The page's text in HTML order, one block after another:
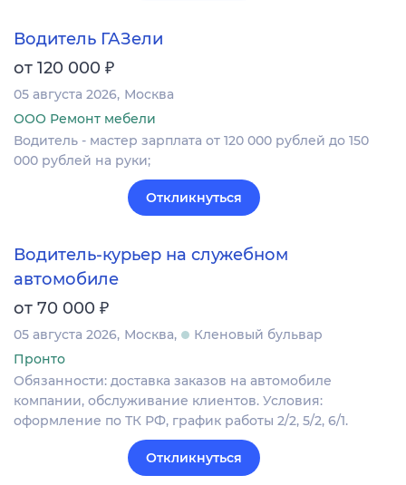
Водитель ГАЗели
от 120 000 ₽
05 августа 2026 Москва
ООО Ремонт мебели
Водитель - мастер зарплата от 120 000 рублей до 150
000 рублей на руки;
Откликнуться
Водитель-курьер на служебном
автомобиле
от 70 000 ₽
05 августа 2026 Москва
Кленовый бульвар
Пронто
Обязанности: доставка заказов на автомобиле
компании, обслуживание клиентов. Условия:
оформление по ТК РФ, график работы 2/2, 5/2, 6/1.
Откликнуться